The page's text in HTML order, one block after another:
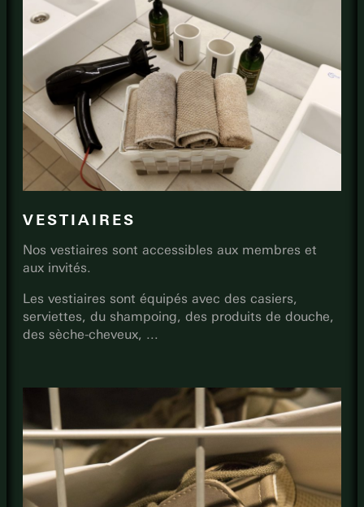
VESTIAIRES
Nos vestiaires sont accessibles aux membres et
aux invités.
Les vestiaires sont équipés avec des casiers,
serviettes, du shampoing, des produits de douche,
des sèche-cheveux, ...